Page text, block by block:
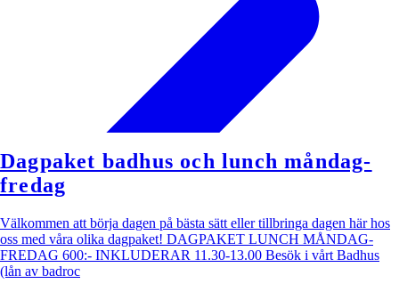
Dagpaket badhus och lunch måndag-
fredag
Välkommen att börja dagen på bästa sätt eller tillbringa dagen här hos
oss med våra olika dagpaket! DAGPAKET LUNCH MÅNDAG-
FREDAG 600:- INKLUDERAR 11.30-13.00 Besök i vårt Badhus
(lån av badroc